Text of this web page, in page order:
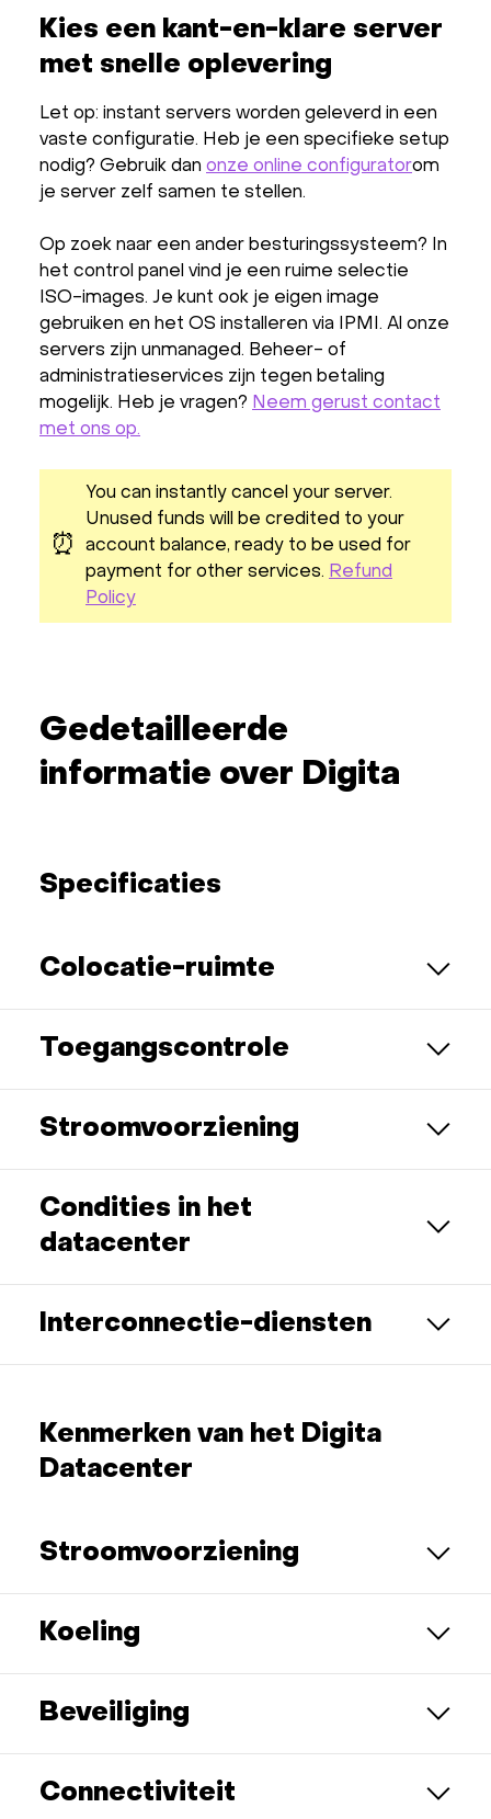
Kies een kant-en-klare server
met snelle oplevering
Let op: instant servers worden geleverd in een
vaste configuratie. Heb je een specifieke setup
nodig? Gebruik dan onze online configuratorom
je server zelf samen te stellen.
Op zoek naar een ander besturingssysteem? In
het control panel vind je een ruime selectie
ISO-images. Je kunt ook je eigen image
gebruiken en het OS installeren via IPMI. Al onze
servers zijn unmanaged. Beheer- of
administratieservices zijn tegen betaling
mogelijk. Heb je vragen? Neem gerust contact
met ons op.
⏰
You can instantly cancel your server.
Unused funds will be credited to your
account balance, ready to be used for
payment for other services. Refund
Policy
Gedetailleerde
informatie over Digita
Specificaties
Colocatie-ruimte
Toegangscontrole
Stroomvoorziening
Condities in het
datacenter
Interconnectie-diensten
Kenmerken van het Digita
Datacenter
Stroomvoorziening
Koeling
Beveiliging
Connectiviteit